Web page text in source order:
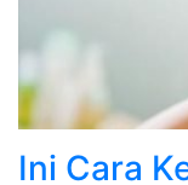
Ini Cara